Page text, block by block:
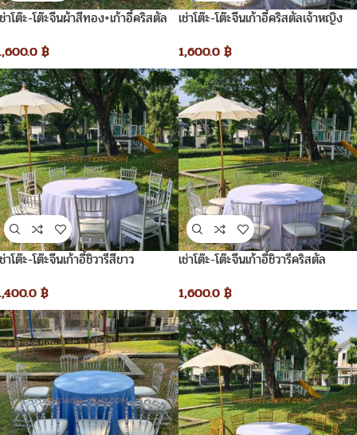
าโต๊ะ-โต๊ะจีนผ้าสีทอง+เก้าอี้คริสตัล
฿
เช่าโต๊ะ-โต๊ะจีนเก้าอี้คริสตัลเจ้าหญิง
1,600.0 ฿
เช่าโต๊ะ-โต๊ะจีนเก้าอี้ชิวารีคริสตัล
1,600.0 ฿
าโต๊ะ-โต๊ะจีนเก้าอี้ชิวารีสีขาว
฿